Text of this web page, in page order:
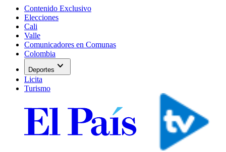
Contenido Exclusivo
Elecciones
Cali
Valle
Comunicadores en Comunas
Colombia
Deportes expand_more
Licita
Turismo